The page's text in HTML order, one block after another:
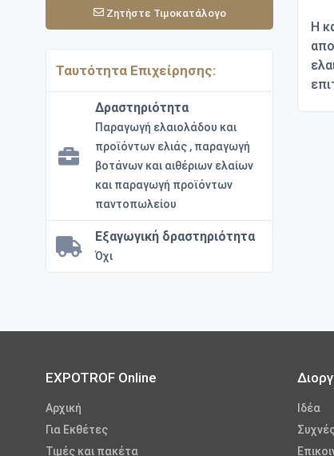
Ζητήστε Τιμοκατάλογο
Ταυτότητα Επιχείρησης:
Δραστηριότητα
Παραγωγή ελαιολάδου και
προϊόντων ελιάς , παραγωγή
βοτάνων και αιθέριων ελαίων
και παραγωγή προϊόντων
παντοπωλείου
Εξαγωγική δραστηριότητα
Όχι
Η
EXPOTROF Online
Αρχική
Για Εκθέτες
Τιμές και πακέτα
Iδέα